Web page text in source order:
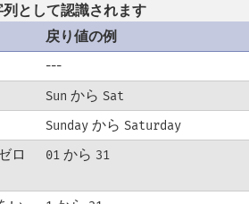
として認識されます
戻り値の例
---
Sun から Sat
Sundayから Saturday
ロ
01 から 31